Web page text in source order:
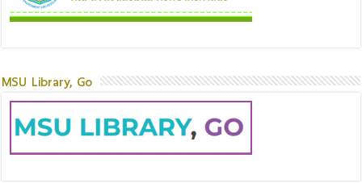
MSU Library, Go